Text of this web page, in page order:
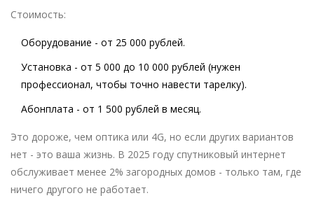
Стоимость:
Оборудование - от 25 000 рублей.
Установка - от 5 000 до 10 000 рублей (нужен
профессионал, чтобы точно навести тарелку).
Абонплата - от 1 500 рублей в месяц.
Это дороже, чем оптика или 4G, но если других вариантов
нет - это ваша жизнь. В 2025 году спутниковый интернет
обслуживает менее 2% загородных домов - только там, где
ничего другого не работает.